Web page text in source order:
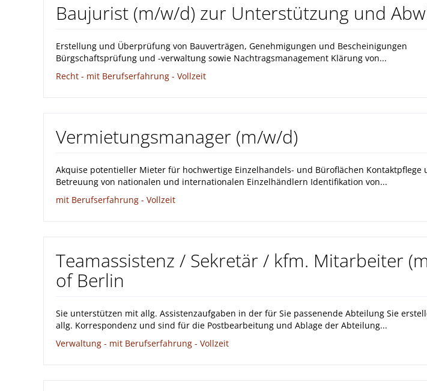
Baujurist (m/w/d) zur Unterstützung und
Erstellung und Überprüfung von Bauverträgen, Genehmigungen und Bescheinigungen
Bürgschaftsprüfung und -verwaltung sowie Nachtragsmanagement Klärung von...
Recht - mit Berufserfahrung - Vollzeit
Vermietungsmanager (m/w/d)
Akquise potentieller Mieter für hochwertige Einzelhandels- und Büroflächen Kontaktpflege
Betreuung von nationalen und internationalen Einzelhändlern Identifikation von...
mit Berufserfahrung - Vollzeit
Teamassistenz / Sekretär / kfm. Mitarbeiter
of Berlin
Sie unterstützen mit allg. Assistenzaufgaben in der für Sie passenende Abteilung Sie
allg. Korrespondenz und sind für die Postbearbeitung und Ablage der Abteilung...
Verwaltung - mit Berufserfahrung - Vollzeit